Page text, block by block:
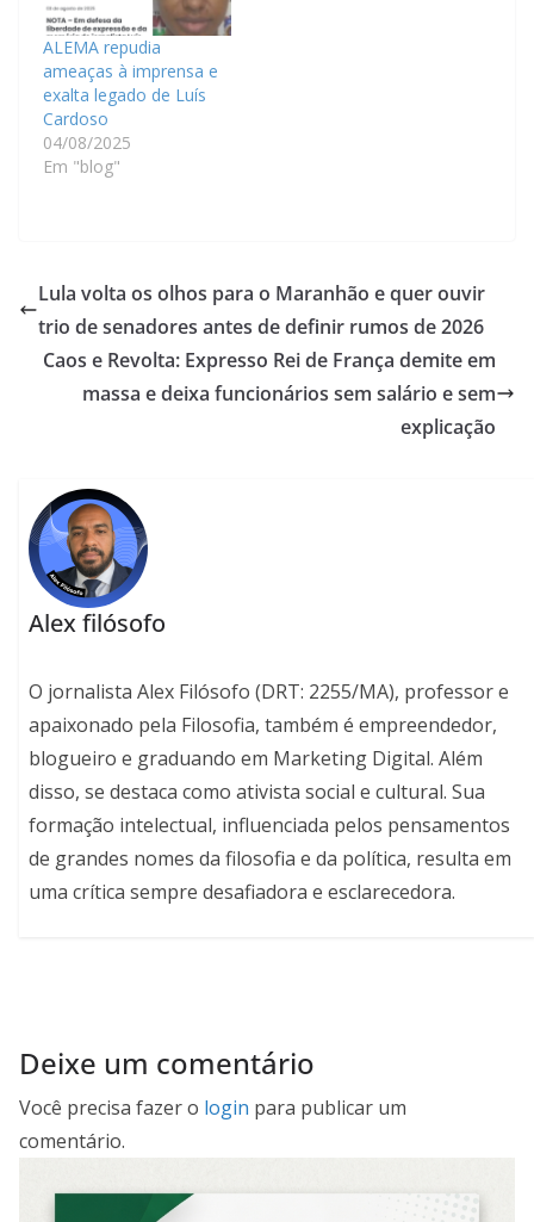
ALEMA repudia
ameaças à imprensa e
exalta legado de Luís
Cardoso
04/08/2025
Em "blog"
Lula volta os olhos para o Maranhão e quer ouvir
trio de senadores antes de definir rumos de 2026
Caos e Revolta: Expresso Rei de França demite em
massa e deixa funcionários sem salário e sem
explicação
Alex filósofo
O jornalista Alex Filósofo (DRT: 2255/MA), professor e
apaixonado pela Filosofia, também é empreendedor,
blogueiro e graduando em Marketing Digital. Além
disso, se destaca como ativista social e cultural. Sua
formação intelectual, influenciada pelos pensamentos
de grandes nomes da filosofia e da política, resulta em
uma crítica sempre desafiadora e esclarecedora.
Deixe um comentário
Você precisa fazer o login para publicar um
comentário.